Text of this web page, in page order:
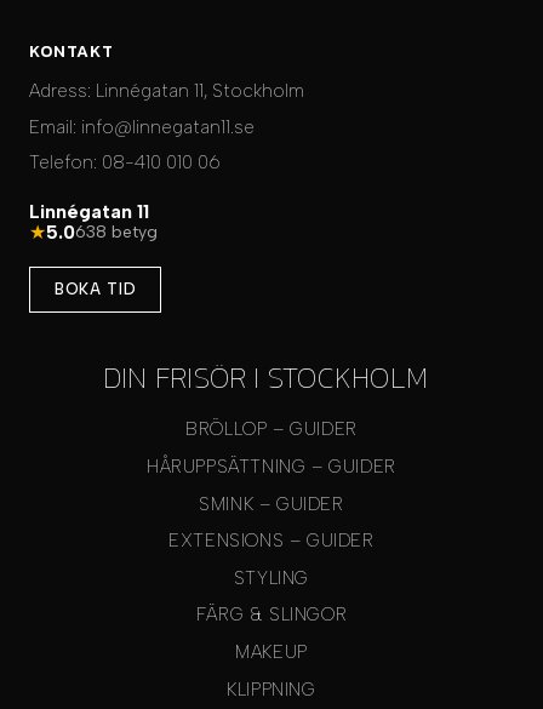
KONTAKT
Adress: Linnégatan 11, Stockholm
Email: info@linnegatan11.se
Telefon: 08-410 010 06
Linnégatan 11
★5.0638 betyg
BOKA TID
DIN FRISÖR I STOCKHOLM
BRÖLLOP – GUIDER
HÅRUPPSÄTTNING – GUIDER
SMINK – GUIDER
EXTENSIONS – GUIDER
STYLING
FÄRG & SLINGOR
MAKEUP
KLIPPNING